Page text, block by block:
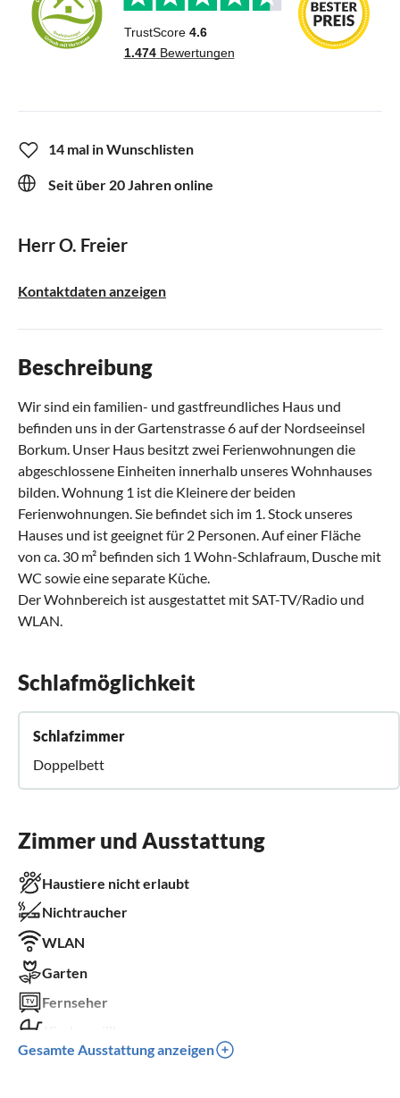
14 mal in Wunschlisten
Seit über 20 Jahren online
Herr O. Freier
Kontaktdaten anzeigen
Beschreibung
Wir sind ein familien- und gastfreundliches Haus und
befinden uns in der Gartenstrasse 6 auf der Nordseeinsel
Borkum. Unser Haus besitzt zwei Ferienwohnungen die
abgeschlossene Einheiten innerhalb unseres Wohnhauses
bilden. Wohnung 1 ist die Kleinere der beiden
Ferienwohnungen. Sie befindet sich im 1. Stock unseres
Hauses und ist geeignet für 2 Personen. Auf einer Fläche
von ca. 30 m² befinden sich 1 Wohn-Schlafraum, Dusche mit
WC sowie eine separate Küche.
Der Wohnbereich ist ausgestattet mit SAT-TV/Radio und
WLAN.
Schlafmöglichkeit
Schlafzimmer
Doppelbett
Zimmer und Ausstattung
Haustiere nicht erlaubt
Nichtraucher
WLAN
Garten
Fernseher
für Rollstuhl nicht geeignet
Gesamte Ausstattung anzeigen